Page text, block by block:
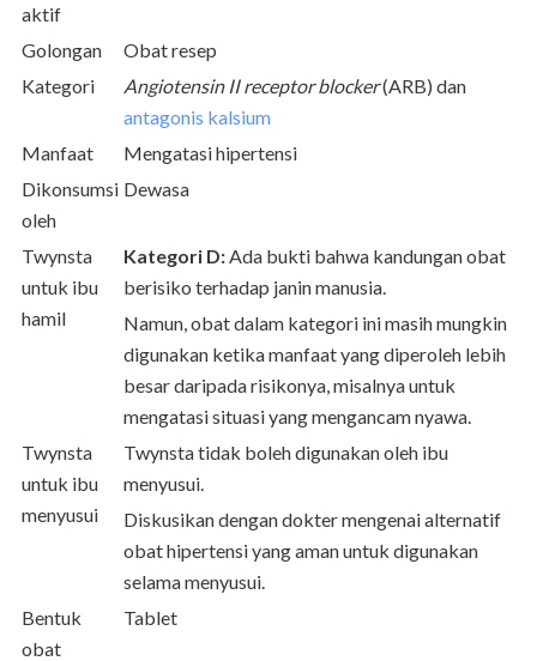
aktif
Golongan
Obat resep
Kategori
Angiotensin II receptor blocker(ARB) dan
antagonis kalsium
Manfaat
Mengatasi hipertensi
Dikonsumsi
oleh
Dewasa
Twynsta
untuk ibu
hamil
Kategori D:Ada bukti bahwa kandungan obat
berisiko terhadap janin manusia.
Namun, obat dalam kategori ini masih mungkin
digunakan ketika manfaat yang diperoleh lebih
besar daripada risikonya, misalnya untuk
mengatasi situasi yang mengancam nyawa.
Twynsta
untuk ibu
menyusui
Twynsta tidak boleh digunakan oleh ibu
menyusui.
Diskusikan dengan dokter mengenai alternatif
obat hipertensi yang aman untuk digunakan
selama menyusui.
Bentuk
obat
Tablet